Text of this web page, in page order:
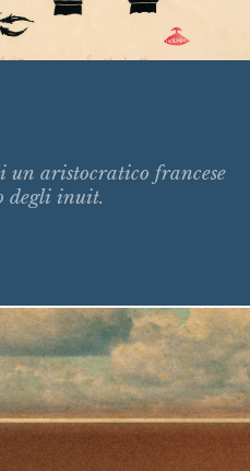
un aristocratico francese
degli inuit.